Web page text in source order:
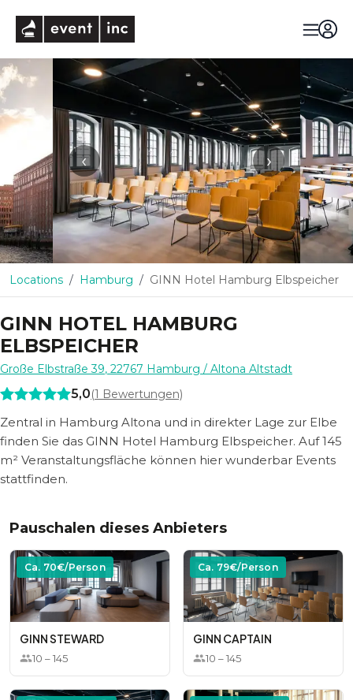
‹ ›
Locations Hamburg GINN Hotel Hamburg Elbspeicher
GINN HOTEL HAMBURG
ELBSPEICHER
Große Elbstraße 39, 22767 Hamburg / Altona Altstadt
5,0(1 Bewertungen)
Zentral in Hamburg Altona und in direkter Lage zur Elbe
finden Sie das GINN Hotel Hamburg Elbspeicher. Auf 145
m² Veranstaltungsfläche können hier wunderbar Events
stattfinden.
Pauschalen dieses Anbieters
Ca. 70€/Person
GINN STEWARD
10 –145
Ca. 79€/Person
GINN CAPTAIN
10 –145